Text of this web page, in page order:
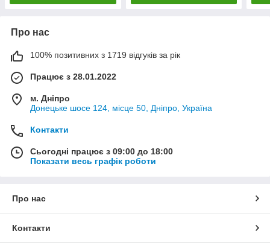
Про нас
100% позитивних з 1719 відгуків за рік
Працює з 28.01.2022
м. Дніпро
Донецьке шосе 124, місце 50, Дніпро, Україна
Контакти
Сьогодні працює з 09:00 до 18:00
Показати весь графік роботи
Про нас
Контакти